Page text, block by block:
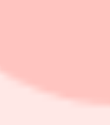
för det första